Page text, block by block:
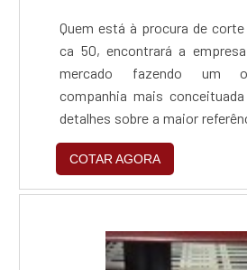
Quem está à procura de
ca 50, encontrará a
mercado fazendo um
companhia mais
detalhes sobre a maior
da área de
RELEVANTES SOBRE
AÇO CA 50Se alguém
comprometida com seus
Vodamed Metalúrgica.
COTAR AGORA